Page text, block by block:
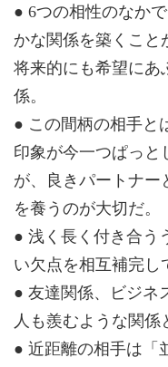
● 6つの相性のなか
かな関係を築くこと
将来的にも希望にあ
係。
● この間柄の相手と
印象が今一つぱっと
が、良きパートナー
を養うのが大切だ。
● 浅く長く付き合う
い欠点を相互補完し
● 友達関係、ビジネ
人も羨むような関係
● 近距離の相手は「